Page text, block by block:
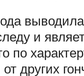
и
по
других